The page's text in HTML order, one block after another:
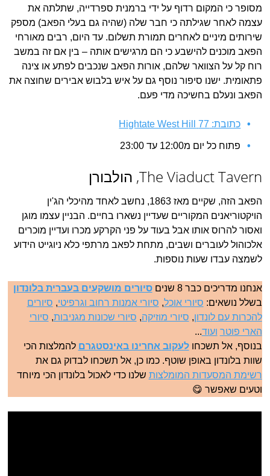
מסופר כי המקום רדוף על ידי ברמנית ספרדייה, שתלתה את
עצמה לאחר שגילתה כי חבר שלה (שהיה גם בעלי הפאב) מספק
שירותים מיניים לאחרים תמורת תשלום. עד היום, רבים מאורחי
הפאב מוכנים להישבע כי הם מרגישים אותה – בין אם זה במשב
רוח קל על הצוואר שלהם, אורות הפאב שנכבים לפתע או צינה
פתאומית. ישנו סיפור נוסף גם על איש בלבוש אבירים שחוצה את
הפאב ונעלם בחשיכה מדי פעם.
כתובת: 77 Hightate West Hill
פתוח כל יום מ12:00 עד 23:00
The Viaduct Tavern, הולבורן
הפאב הזה, שקיים מאז 1863, נחשב לאחד מהיכלי הג'ין
הויקטוריאנים המקוריים שעדיין נשארו בחיים. הבניין עצמו מוגן
ואסור להרוס אותו אבל בעוד על פני הקרקע מכרו ועדיין מוכרים
אלכוהול לעוברים ושבים, מתחת לפאב מרתפי כלא ניוגייט הידוע
לשמצה עבדו שעות נוספות.
אנחנו מדריכים כבר 8 שנים
סיורים מושקעים בעברית בלונדון
בשלל נושאים: סיורי אוכל, סיורי אמנות רחוב וגרפיטי, סיורים
להכרות עם לונדון, סיורי מוזיקה, סיורי שכונות מגניבות, סיורי
הארי פוטר ועוד...
בנוסף, אל תשכחולעקוב אחרינו באינסטגרם להמלצות הכי
שוות בלונדון באופן שוטף. כמו כן, אל תשכחו לבדוק גם את
רשימת המסעדות המומלצות שלנו כדי לאכול בלונדון הכי מיוחד
וטעים שאפשר 😋